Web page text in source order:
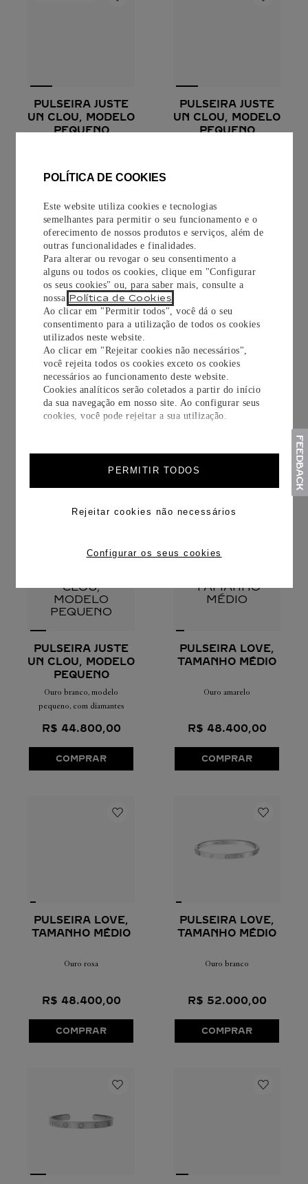
POLÍTICA DE COOKIES
Este website utiliza cookies e tecnologias
semelhantes para permitir o seu funcionamento e o
oferecimento de nossos produtos e serviços, além de
outras funcionalidades e finalidades.
Para alterar ou revogar o seu consentimento a
alguns ou todos os cookies, clique em "Configurar
os seus cookies" ou, para saber mais, consulte a
nossa Política de Cookies
Ao clicar em "Permitir todos", você dá o seu
consentimento para a utilização de todos os cookies
utilizados neste website.
Ao clicar em "Rejeitar cookies não necessários",
você rejeita todos os cookies exceto os cookies
necessários ao funcionamento deste website.
Cookies analíticos serão coletados a partir do início
da sua navegação em nosso site. Ao configurar seus
cookies, você pode rejeitar a sua utilização.
PERMITIR TODOS
Rejeitar cookies não necessários
Configurar os seus cookies
PULSEIRA JUSTE
UN CLOU, MODELO
PEQUENO
R$ 41 .900, 00
COMPRAR
PULSEIRA JUSTE
UN CLOU, MODELO
PEQUENO
COMPRAR
PULSEIRA LOVE
Ouro branco
R$ 44.600,00
COMPRAR
PULSEIRA LOVE,
EM CORRENTE,
PAVÊ
Ouro branco, diamantes
R$ 44.600,00
COMPRAR
PULSEIRA JUSTE
UN CLOU, MODELO
PEQUENO
Ouro branco, modelo
pequeno, com diamantes
R$ 44.800,00
COMPRAR
PULSEIRA LOVE,
TAMANHO MÉDIO
Ouro amarelo
R$ 48.400,00
COMPRAR
PULSEIRA LOVE,
TAMANHO MÉDIO
Ouro rosa
R$ 48.400,00
COMPRAR
PULSEIRA LOVE,
TAMANHO MÉDIO
Ouro branco
R$ 52.000,00
COMPRAR